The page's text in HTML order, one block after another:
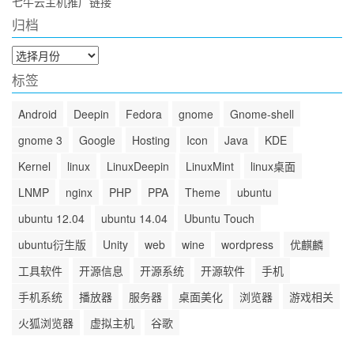
归档
归
档
标签
Android Deepin Fedora gnome
Gnome-shell
gnome 3
Google Hosting Icon Java
KDE
Kernel
linux LinuxDeepin LinuxMint
linux桌面
LNMP
nginx PHP PPA Theme
ubuntu
ubuntu 12.04
ubuntu 14.04
Ubuntu Touch
ubuntu衍生版
Unity web wine wordpress
优麒麟
工具软件
开源信息 开源系统 开源软件
手机
手机系统
播放器 服务器 桌面美化 浏览器
游戏相关
火狐浏览器
虚拟主机 谷歌